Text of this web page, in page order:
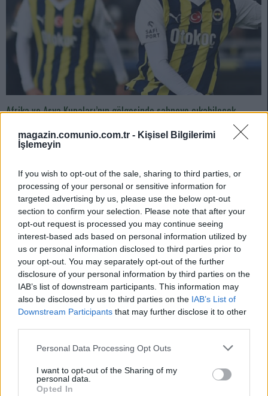
magazin.comunio.com.tr - Kişisel Bilgilerimi
İşlemeyin
If you wish to opt-out of the sale, sharing to third parties, or
processing of your personal or sensitive information for
targeted advertising by us, please use the below opt-out
section to confirm your selection. Please note that after your
opt-out request is processed you may continue seeing
interest-based ads based on personal information utilized by
us or personal information disclosed to third parties prior to
your opt-out. You may separately opt-out of the further
disclosure of your personal information by third parties on the
IAB’s list of downstream participants. This information may
also be disclosed by us to third parties on the IAB’s List of
Downstream Participants that may further disclose it to other
Please note that this website/app uses one or more Google
not limited to your visit or usage behaviour. You may click to
grant or deny consent to Google and its third-party tags to
Personal Data Processing Opt Outs
I want to opt-out of the Sharing of my
personal data.
Opted In
Afrika ve Asya Kupaları’nın gölgesinde sahneye çıkabilecek
01/03/2024 YazarMirhan Kuzgun|
genellikle kulübe de rotasyon oyuncusu olarak tercih edildi. Artık onun
parlama zamanı olabilir.